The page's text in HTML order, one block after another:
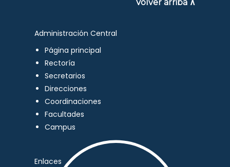
Volver arriba ∧
Administración Central
Página principal
Rectoría
Secretarios
Direcciones
Coordinaciones
Facultades
Campus
Enlaces